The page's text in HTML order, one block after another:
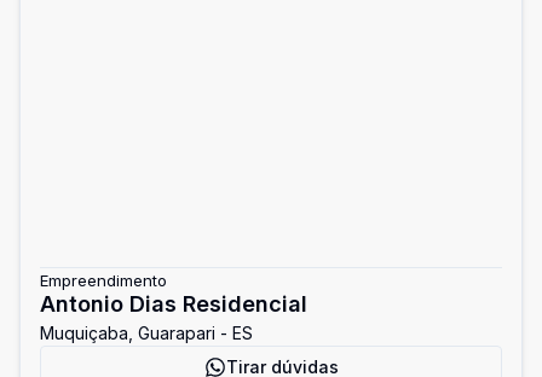
Empreendimento
Antonio Dias Residencial
Muquiçaba, Guarapari - ES
Tirar dúvidas